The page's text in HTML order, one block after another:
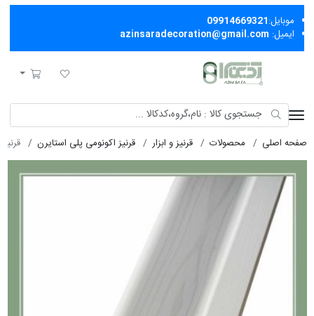
موبایل:09914669321
ایمیل: azinsaradecoration@gmail.com
لیست مورد علاقه
سبد خرید
صفحه اصلی محصولات قرنیز و ابزار قرنیز اکونومی پلی استایرن قرنيز